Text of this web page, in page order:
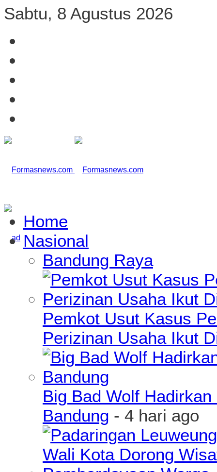
Sabtu, 8 Agustus 2026
Home
Nasional
Bandung Raya
Pemkot Usut Kasus
Perizinan Usaha Ikut
Big Bad Wolf
Bandung - 4 hari ago